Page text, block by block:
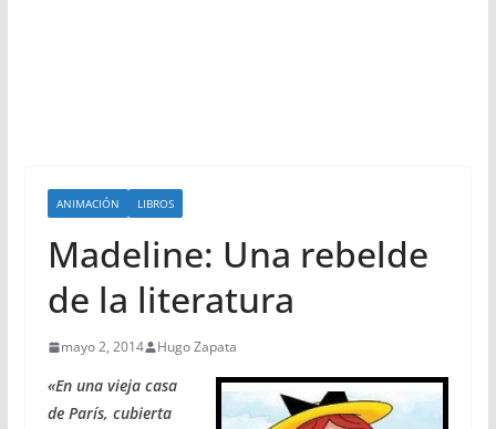
ANIMACIÓN LIBROS
Madeline: Una rebelde
de la literatura
mayo 2, 2014 Hugo Zapata
«En una vieja casa
de París, cubierta